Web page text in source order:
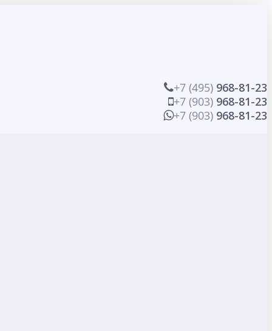
+7 (495) 968-81-23
+7 (903) 968-81-23
+7 (903) 968-81-23